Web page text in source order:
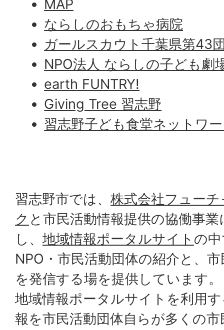
MAP
ならしのおもちゃ病院
ガールスカウト千葉県第43
NPO法人 ならしの子ども劇
earth FUNTRY!
Giving Tree 習志野
習志野子ども食堂ネットワ
習志野市では、 株式会社フュー
ク と市民活動情報提供の協働事
し、 地域情報ポータルサイト の
NPO・市民活動団体の紹介と、
を発信する場を提供しています。
地域情報ポータルサイトを利用
報を市民活動団体自らが多くの